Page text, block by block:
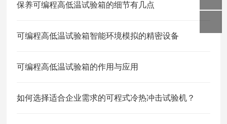
保养可编程高低温试验箱的细节有几点
可编程高低温试验箱智能环境模拟的精密设备
可编程高低温试验箱的作用与应用
如何选择适合企业需求的可程式冷热冲击试验机？